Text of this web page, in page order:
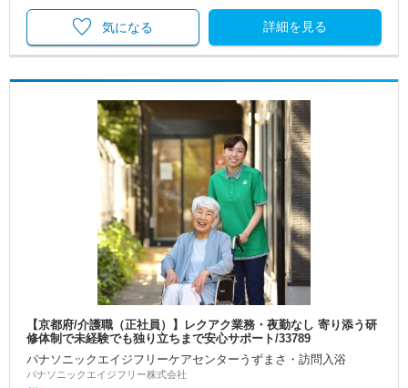
詳細を見る
気になる
【京都府/介護職（正社員）】レクアク業務・夜勤なし 寄り添う研
修体制で未経験でも独り立ちまで安心サポート/33789
パナソニックエイジフリーケアセンターうずまさ・訪問入浴
パナソニックエイジフリー株式会社